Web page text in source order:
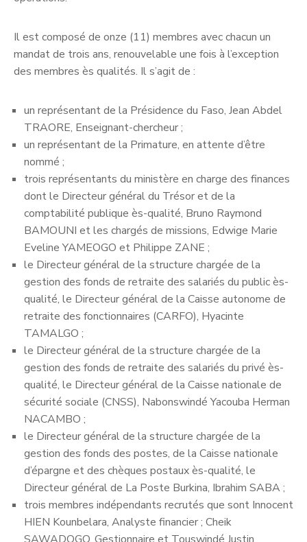
Il est composé de onze (11) membres avec chacun un
mandat de trois ans, renouvelable une fois à l’exception
des membres ès qualités. Il s’agit de :
un représentant de la Présidence du Faso, Jean Abdel
TRAORE, Enseignant-chercheur ;
un représentant de la Primature, en attente d’être
nommé ;
trois représentants du ministère en charge des finances
dont le Directeur général du Trésor et de la
comptabilité publique ès-qualité, Bruno Raymond
BAMOUNI et les chargés de missions, Edwige Marie
Eveline YAMEOGO et Philippe ZANE ;
le Directeur général de la structure chargée de la
gestion des fonds de retraite des salariés du public ès-
qualité, le Directeur général de la Caisse autonome de
retraite des fonctionnaires (CARFO), Hyacinte
TAMALGO ;
le Directeur général de la structure chargée de la
gestion des fonds de retraite des salariés du privé ès-
qualité, le Directeur général de la Caisse nationale de
sécurité sociale (CNSS), Nabonswindé Yacouba Herman
NACAMBO ;
le Directeur général de la structure chargée de la
gestion des fonds des postes, de la Caisse nationale
d’épargne et des chèques postaux ès-qualité, le
Directeur général de La Poste Burkina, Ibrahim SABA ;
trois membres indépendants recrutés que sont Innocent
HIEN Kounbelara, Analyste financier ; Cheik